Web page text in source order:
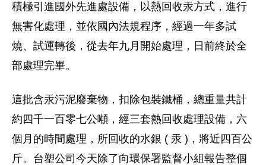
積極引進國外先進處設備，以熱回收汞方式，進行
無害化處理，並依國內法規程序，經過一年多試
燒、試運轉後，從去年九月開始處理，日前終於全
部處理完畢。
這批含汞污泥廢棄物，扣除包裝鐵桶，總重量共計
約四千一百零七公噸，經三套熱回收處理設備，六
個月的時間處理，所回收的水銀 ( 汞 )，將近四百公
斤。台塑公司今天除了向環保署監督小組報告整個